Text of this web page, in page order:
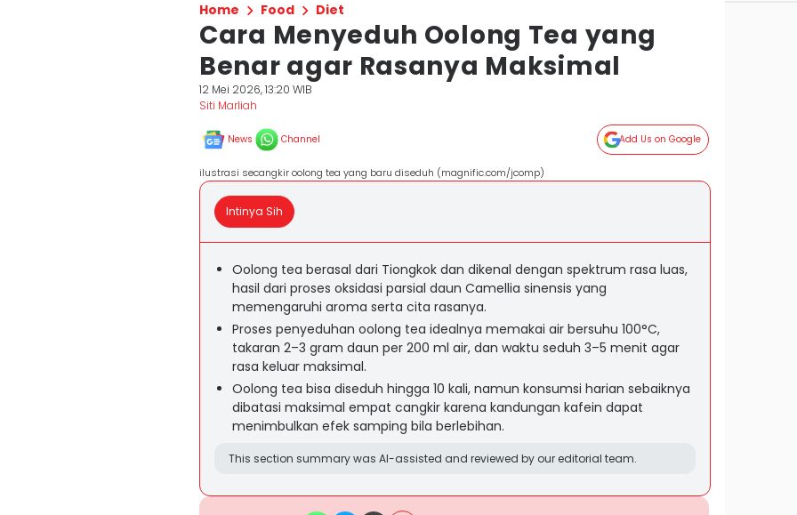
Home Food Diet
Cara Menyeduh Oolong Tea yang
Benar agar Rasanya Maksimal
12 Mei 2026, 13:20 WIB
Siti Marliah
News Channel Add Us on Google
ilustrasi secangkir oolong tea yang baru diseduh (magnific.com/jcomp)
Intinya Sih
Oolong tea berasal dari Tiongkok dan dikenal dengan spektrum rasa luas,
hasil dari proses oksidasi parsial daun Camellia sinensis yang
memengaruhi aroma serta cita rasanya.
Proses penyeduhan oolong tea idealnya memakai air bersuhu 100°C,
takaran 2–3 gram daun per 200 ml air, dan waktu seduh 3–5 menit agar
rasa keluar maksimal.
Oolong tea bisa diseduh hingga 10 kali, namun konsumsi harian sebaiknya
dibatasi maksimal empat cangkir karena kandungan kafein dapat
menimbulkan efek samping bila berlebihan.
This section summary was AI-assisted and reviewed by our editorial team.